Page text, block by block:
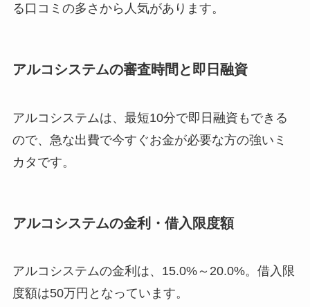
る 口コミの多さから人気があります。
アルコシステムの審査時間と即日融資
アルコシステムは、最短10分で即日融資 もできる
ので、急な出費で今すぐお金が必要な方の強いミ
カタです。
アルコシステムの金利・借入限度額
アルコシステムの金利は、 15.0%～20.0%。借入限
度額は50万円 となっています。